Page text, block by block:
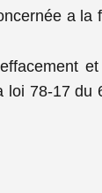
a
78-17